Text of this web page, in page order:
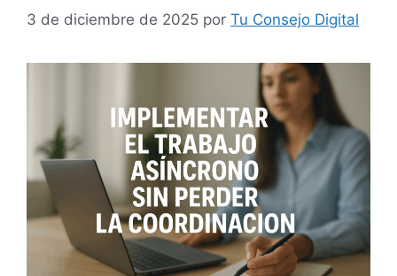
3 de diciembre de 2025 por Tu Consejo Digital